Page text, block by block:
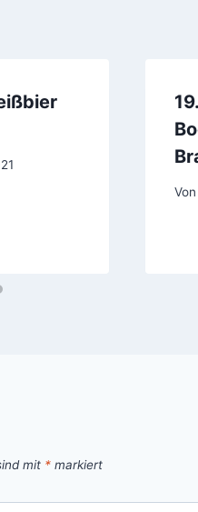
Von
mit * markiert